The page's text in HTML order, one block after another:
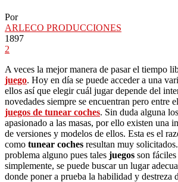
Por
ARLECO PRODUCCIONES
1897
2
A veces la mejor manera de pasar el tiempo
juego. Hoy en día se puede acceder a una
ellos así que elegir cuál jugar depende del
novedades siempre se encuentran pero entre
juegos de tunear coches. Sin duda alguna
apasionado a las masas, por ello existen una
de versiones y modelos de ellos. Esta es el
como tunear coches resultan muy
problema alguno pues tales juegos son
simplemente, se puede buscar un lugar
donde poner a prueba la habilidad y destreza